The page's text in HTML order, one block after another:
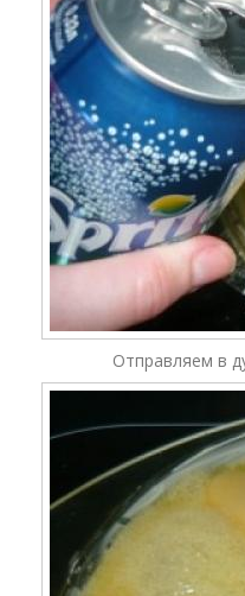
Отправляем в